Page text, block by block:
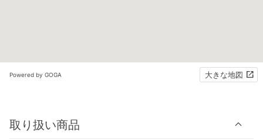
Powered by GOGA 大きな地図
取り扱い商品